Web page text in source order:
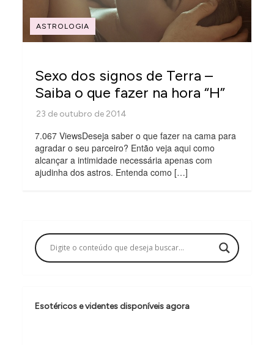
ASTROLOGIA
Sexo dos signos de Terra –
Saiba o que fazer na hora “H”
7.067 ViewsDeseja saber o que fazer na cama para
agradar o seu parceiro? Então veja aqui como
alcançar a intimidade necessária apenas com
ajudinha dos astros. Entenda como […]
Esotéricos e videntes disponíveis agora